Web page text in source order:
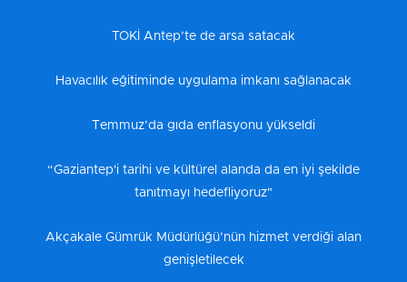
TOKİ Antep’te de arsa satacak
Havacılık eğitiminde uygulama imkanı sağlanacak
Temmuz’da gıda enflasyonu yükseldi
“Gaziantep'i tarihi ve kültürel alanda da en iyi şekilde
tanıtmayı hedefliyoruz"
Akçakale Gümrük Müdürlüğü’nün hizmet verdiği alan
genişletilecek